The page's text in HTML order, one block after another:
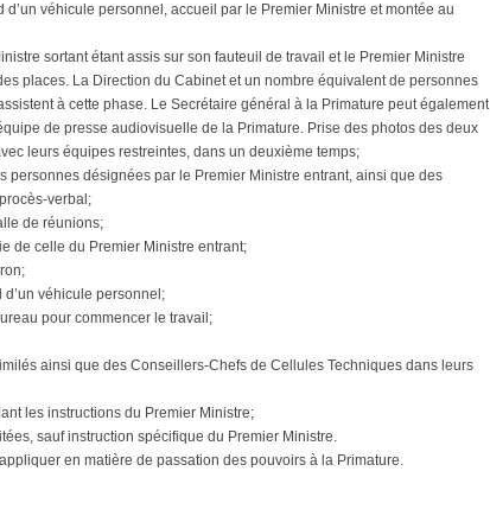
véhicule personnel, accueil par le Premier Ministre et montée au
sortant étant assis sur son fauteuil de travail et le Premier Ministre
places. La Direction du Cabinet et un nombre équivalent de personnes
à cette phase. Le Secrétaire général à la Primature peut également
de presse audiovisuelle de la Primature. Prise des photos des deux
leurs équipes restreintes, dans un deuxième temps;
personnes désignées par le Premier Ministre entrant, ainsi que des
verbal;
de réunions;
de celle du Premier Ministre entrant;
véhicule personnel;
pour commencer le travail;
ainsi que des Conseillers-Chefs de Cellules Techniques dans leurs
les instructions du Premier Ministre;
sauf instruction spécifique du Premier Ministre.
en matière de passation des pouvoirs à la Primature.